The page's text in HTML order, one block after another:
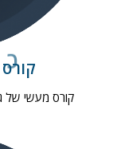
קורס מעשי של